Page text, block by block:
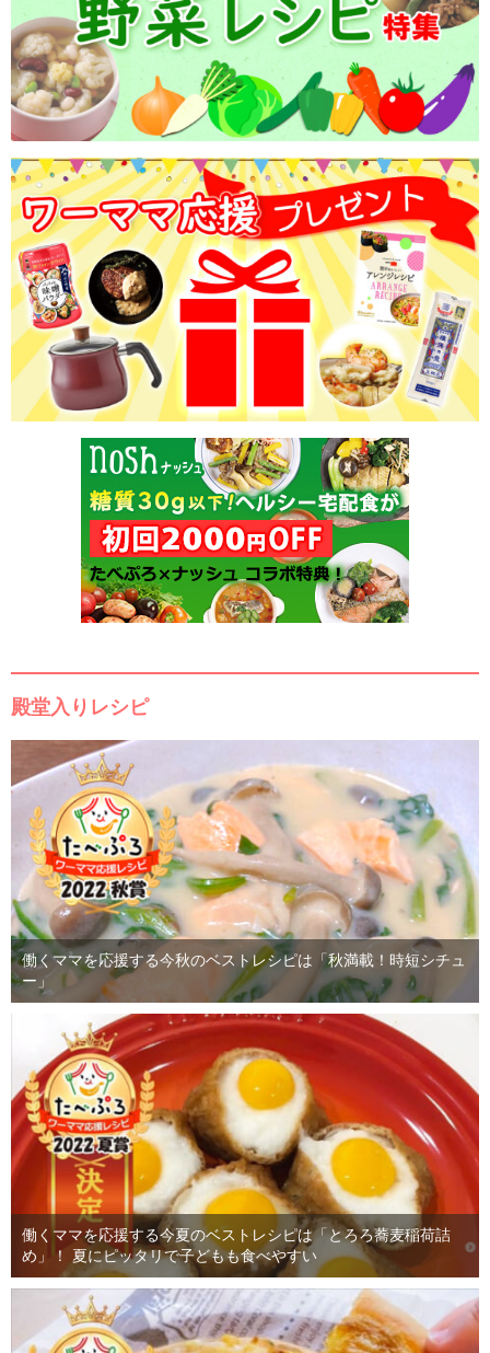
殿堂入りレシピ
働くママを応援する今秋のベストレシピは「秋満載！時短シチュ
ー」
働くママを応援する今夏のベストレシピは「とろろ蕎麦稲荷詰
め」！ 夏にピッタリで子どもも食べやすい